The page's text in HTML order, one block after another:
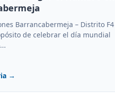
Barrancabermeja – Distrito F4
de celebrar el día mundial
→